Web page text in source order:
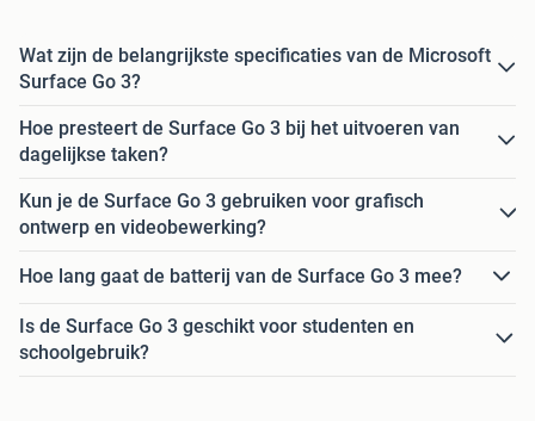
Wat zijn de belangrijkste specificaties van de Microsoft
Surface Go 3?
Hoe presteert de Surface Go 3 bij het uitvoeren van
dagelijkse taken?
Kun je de Surface Go 3 gebruiken voor grafisch
ontwerp en videobewerking?
Hoe lang gaat de batterij van de Surface Go 3 mee?
Is de Surface Go 3 geschikt voor studenten en
schoolgebruik?